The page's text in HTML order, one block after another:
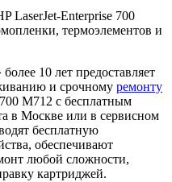
LaserJet-Enterprise 700
термоэлементов и
10 лет предоставляет
и срочному ремонту
M712 с бесплатным
в Москве или в сервисном
бесплатную
обеспечивают
любой сложности,
картриджей.